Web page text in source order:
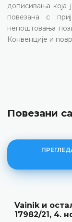
дописивања која
повезана с
непоштовања
Конвенције и
Повезани
58207/